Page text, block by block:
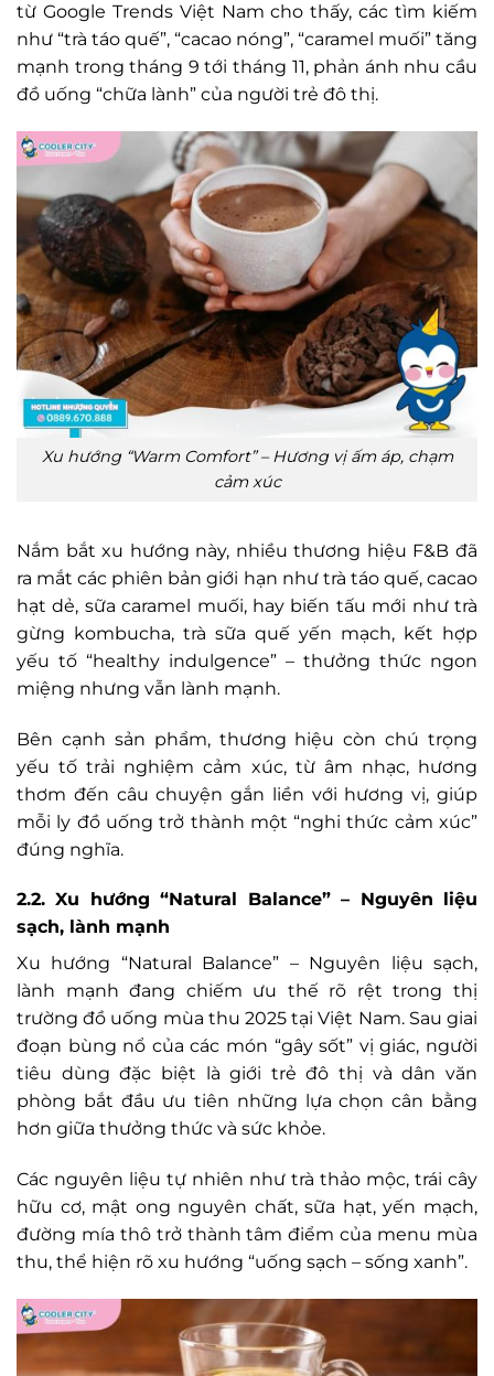
từ Google Trends Việt Nam cho thấy, các tìm kiếm
như “trà táo quế”, “cacao nóng”, “caramel muối” tăng
mạnh trong tháng 9 tới tháng 11, phản ánh nhu cầu
đồ uống “chữa lành” của người trẻ đô thị.
Xu hướng “Warm Comfort” – Hương vị ấm áp, chạm
cảm xúc
Nắm bắt xu hướng này, nhiều thương hiệu F&B đã
ra mắt các phiên bản giới hạn như trà táo quế, cacao
hạt dẻ, sữa caramel muối, hay biến tấu mới như trà
gừng kombucha, trà sữa quế yến mạch, kết hợp
yếu tố “healthy indulgence” – thưởng thức ngon
miệng nhưng vẫn lành mạnh.
Bên cạnh sản phẩm, thương hiệu còn chú trọng
yếu tố trải nghiệm cảm xúc, từ âm nhạc, hương
thơm đến câu chuyện gắn liền với hương vị, giúp
mỗi ly đồ uống trở thành một “nghi thức cảm xúc”
đúng nghĩa.
2.2. Xu hướng “Natural Balance” – Nguyên liệu
sạch, lành mạnh
Xu hướng “Natural Balance” – Nguyên liệu sạch,
lành mạnh đang chiếm ưu thế rõ rệt trong thị
trường đồ uống mùa thu 2025 tại Việt Nam. Sau giai
đoạn bùng nổ của các món “gây sốt” vị giác, người
tiêu dùng đặc biệt là giới trẻ đô thị và dân văn
phòng bắt đầu ưu tiên những lựa chọn cân bằng
hơn giữa thưởng thức và sức khỏe.
Các nguyên liệu tự nhiên như trà thảo mộc, trái cây
hữu cơ, mật ong nguyên chất, sữa hạt, yến mạch,
đường mía thô trở thành tâm điểm của menu mùa
thu, thể hiện rõ xu hướng “uống sạch – sống xanh”.